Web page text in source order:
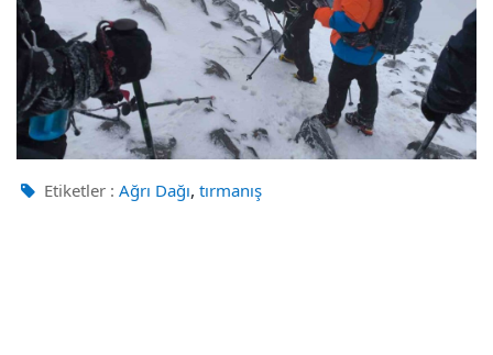
Etiketler : Ağrı Dağı, tırmanış